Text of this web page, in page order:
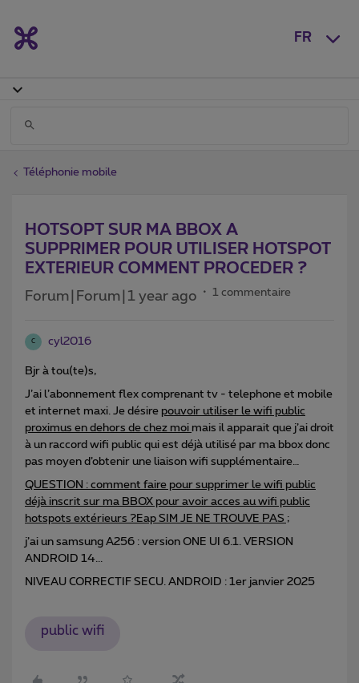
FR
Téléphonie mobile
HOTSOPT SUR MA BBOX A
SUPPRIMER POUR UTILISER HOTSPOT
EXTERIEUR COMMENT PROCEDER ?
Forum|Forum|1 year ago 1 commentaire
C cyl2016
Bjr à tou(te)s,
J’ai l’abonnement flex comprenant tv - telephone et mobile
et internet maxi. Je désire pouvoir utiliser le wifi public
proximus en dehors de chez moi mais il apparait que j’ai droit
à un raccord wifi public qui est déjà utilisé par ma bbox donc
pas moyen d’obtenir une liaison wifi supplémentaire…
QUESTION : comment faire pour supprimer le wifi public
déjà inscrit sur ma BBOX pour avoir acces au wifi public
hotspots extérieurs ?Eap SIM JE NE TROUVE PAS ;
j’ai un samsung A256 : version ONE UI 6.1. VERSION
ANDROID 14...
NIVEAU CORRECTIF SECU. ANDROID : 1er janvier 2025
public wifi